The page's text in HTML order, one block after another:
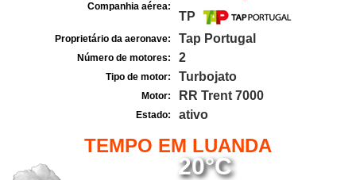
Companhia aérea:
TP
Proprietário da aeronave: Tap Portugal
Número de motores: 2
Tipo de motor: Turbojato
Motor: RR Trent 7000
Estado: ativo
TEMPO EM LUANDA
20°C